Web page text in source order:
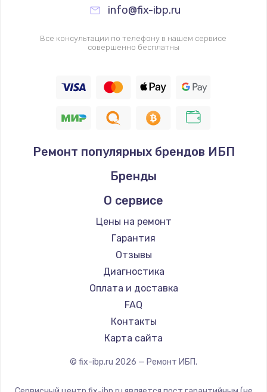
info@fix-ibp.ru
Все консультации по телефону в нашем сервисе
совершенно бесплатны
Ремонт популярных брендов ИБП
Бренды
О сервисе
Цены на ремонт
Гарантия
Отзывы
Диагностика
Оплата и доставка
FAQ
Контакты
Карта сайта
© fix-ibp.ru 2026 — Ремонт ИБП.